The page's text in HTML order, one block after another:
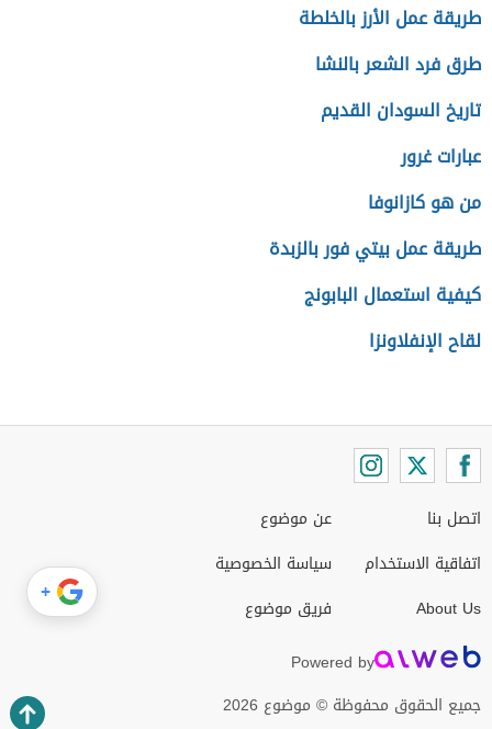
طريقة عمل الأرز بالخلطة
طرق فرد الشعر بالنشا
تاريخ السودان القديم
عبارات غرور
من هو كازانوفا
طريقة عمل بيتي فور بالزبدة
كيفية استعمال البابونج
لقاح الإنفلاونزا
اتصل بنا
اتفاقية الاستخدام
About Us
عن موضوع
سياسة الخصوصية
فريق موضوع
Powered by
جميع الحقوق محفوظة © موضوع 2026
+